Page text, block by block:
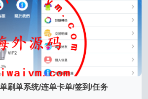
刷单系统/连单卡单/签到/任务